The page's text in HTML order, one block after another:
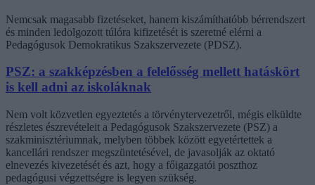
Nemcsak magasabb fizetéseket, hanem kiszámíthatóbb bérrendszert
és minden ledolgozott túlóra kifizetését is szeretné elérni a
Pedagógusok Demokratikus Szakszervezete (PDSZ).
PSZ: a szakképzésben a felelősség mellett hatáskört
is kell adni az iskoláknak
Nem volt közvetlen egyeztetés a törvénytervezetről, mégis elküldte
részletes észrevételeit a Pedagógusok Szakszervezete (PSZ) a
szakminisztériumnak, melyben többek között egyetértettek a
kancellári rendszer megszüntetésével, de javasolják az oktató
elnevezés kivezetését és azt, hogy a főigazgatói poszthoz
pedagógusi végzettségre is legyen szükség.